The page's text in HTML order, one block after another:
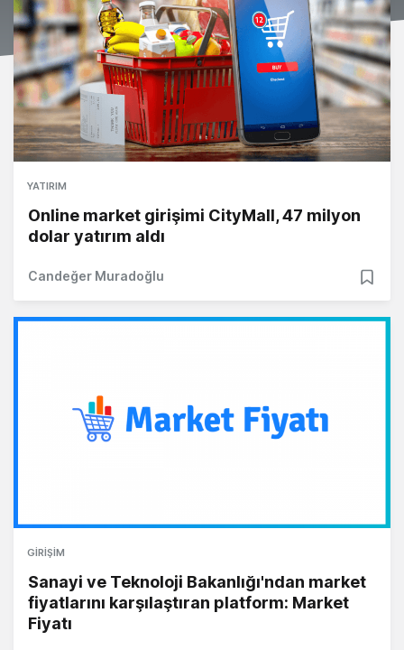
YATIRIM
Online market girişimi CityMall, 47 milyon
dolar yatırım aldı
Candeğer Muradoğlu
GIRIŞIM
Sanayi ve Teknoloji Bakanlığı'ndan market
fiyatlarını karşılaştıran platform: Market
Fiyatı